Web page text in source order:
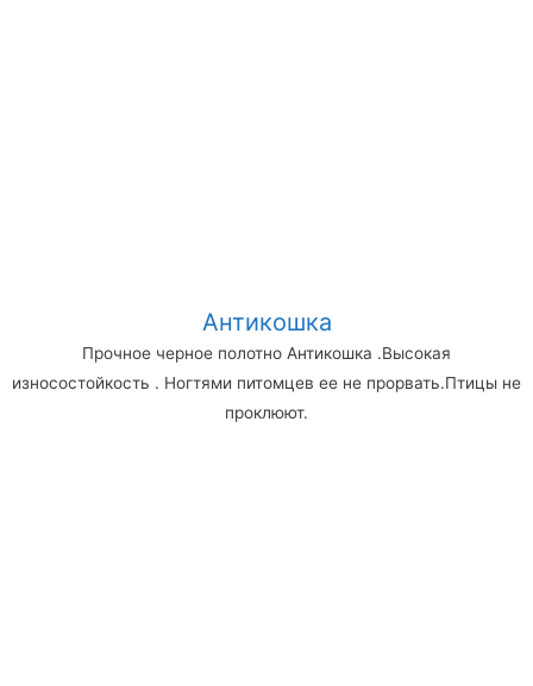
Антикошка
Прочное черное полотно Антикошка .Высокая
износостойкость . Ногтями питомцев ее не прорвать.Птицы не
проклюют.